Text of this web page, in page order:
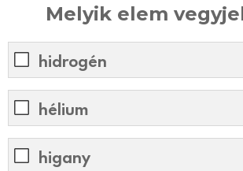
Melyik elem
hidrogén
hélium
higany